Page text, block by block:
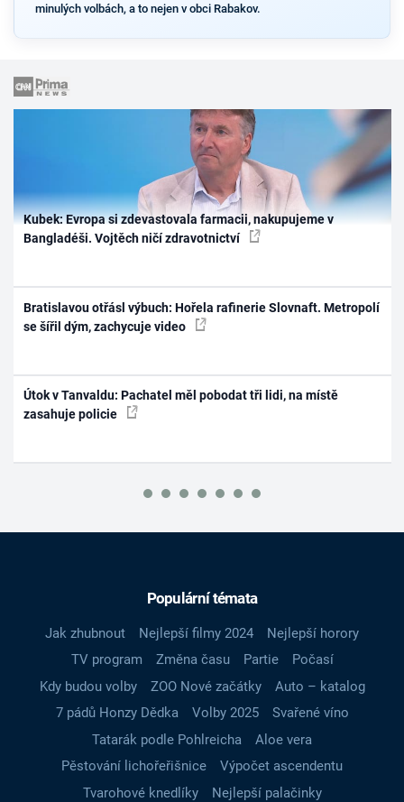
minulých volbách, a to nejen v obci Rabakov.
Kubek: Evropa si zdevastovala farmacii, nakupujeme v
Bangladéši. Vojtěch ničí zdravotnictví
Bratislavou otřásl výbuch: Hořela rafinerie Slovnaft. Metropolí
se šířil dým, zachycuje video
Útok v Tanvaldu: Pachatel měl pobodat tři lidi, na místě
zasahuje policie
Populární témata
Jak zhubnout Nejlepší filmy 2024
Nejlepší horory
TV program
Změna času Partie
Počasí
Kdy budou volby
ZOO Nové začátky
Auto – katalog
7 pádů Honzy Dědka
Volby 2025
Svařené víno
Tatarák podle Pohlreicha
Aloe vera
Pěstování lichořeřišnice
Výpočet ascendentu
Tvarohové knedlíky
Nejlepší palačinky